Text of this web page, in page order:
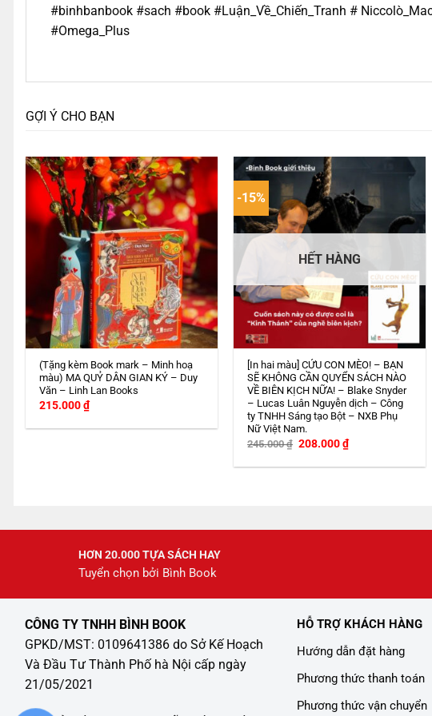
#binhbanbook #sach #book #Luận_Về_Chiến_Tranh #
#Omega_Plus
GỢI Ý CHO BẠN
(Tặng kèm Book mark – Minh hoạ
màu) MA QUỶ DÂN GIAN KÝ – Duy
Văn – Linh Lan Books
215.000₫
-15%
HẾT HÀNG
[In hai màu] CỨU CON MÈO! – BẠN
SẼ KHÔNG CẦN QUYỂN SÁCH NÀO
VỀ BIÊN KỊCH NỮA! – Blake Snyder
– Lucas Luân Nguyễn dịch – Công
ty TNHH Sáng tạo Bột – NXB Phụ
Nữ Việt Nam.
245.000₫ Giá
là:
208.000₫Giá
hiện
tại
HƠN 20.000 TỰA SÁCH HAY
Tuyển chọn bởi Bình Book
CÔNG TY TNHH BÌNH BOOK
GPKD/MST: 0109641386 do Sở Kế Hoạch
Và Đầu Tư Thành Phố hà Nội cấp ngày
21/05/2021
HỖ TRỢ KHÁCH HÀNG
Hướng dẫn đặt hàng
Phương thức thanh toán
Phương thức vận chuyển